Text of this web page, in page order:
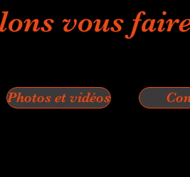
vous
Photos et vidéos